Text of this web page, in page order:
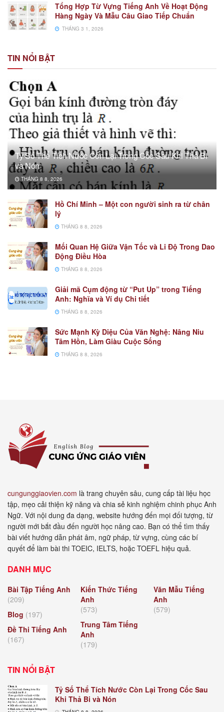
Tổng Hợp Từ Vựng Tiếng Anh Về Hoạt Động
Hàng Ngày Và Mẫu Câu Giao Tiếp Chuẩn
THÁNG 3 1, 2026
TIN NỔI BẬT
Tỷ Số Thể Tích Nước Còn Lại Trong Cốc Sau Khi Thả Bi
và Nón
THÁNG 8 8, 2026
Hồ Chí Minh – Một con người sinh ra từ chân
lý
THÁNG 8 8, 2026
Mối Quan Hệ Giữa Vận Tốc và Li Độ Trong Dao
Động Điều Hòa
THÁNG 8 8, 2026
Giải mã Cụm động từ “Put Up” trong Tiếng
Anh: Nghĩa và Ví dụ Chi tiết
THÁNG 8 8, 2026
Sức Mạnh Kỳ Diệu Của Văn Nghệ: Nâng Niu
Tâm Hồn, Làm Giàu Cuộc Sống
THÁNG 8 8, 2026
cungunggiaovien.com là trang chuyên sâu, cung cấp tài liệu học
tập, mẹo cải thiện kỹ năng và chia sẻ kinh nghiệm chinh phục Anh
Ngữ. Với nội dung đa dạng, website hướng đến mọi đối tượng, từ
người mới bắt đầu đến người học nâng cao. Bạn có thể tìm thấy
bài viết hướng dẫn phát âm, ngữ pháp, từ vựng, cùng các bí
quyết để làm bài thi TOEIC, IELTS, hoặc TOEFL hiệu quả.
DANH MỤC
Bài Tập Tiếng Anh
(209)
Blog (197)
Đề Thi Tiếng Anh
(167)
Kiến Thức Tiếng
Anh
(573)
Trung Tâm Tiếng
Anh
(179)
Văn Mẫu Tiếng
Anh
(579)
TIN NỔI BẬT
Tỷ Số Thể Tích Nước Còn Lại Trong Cốc Sau
Khi Thả Bi và Nón